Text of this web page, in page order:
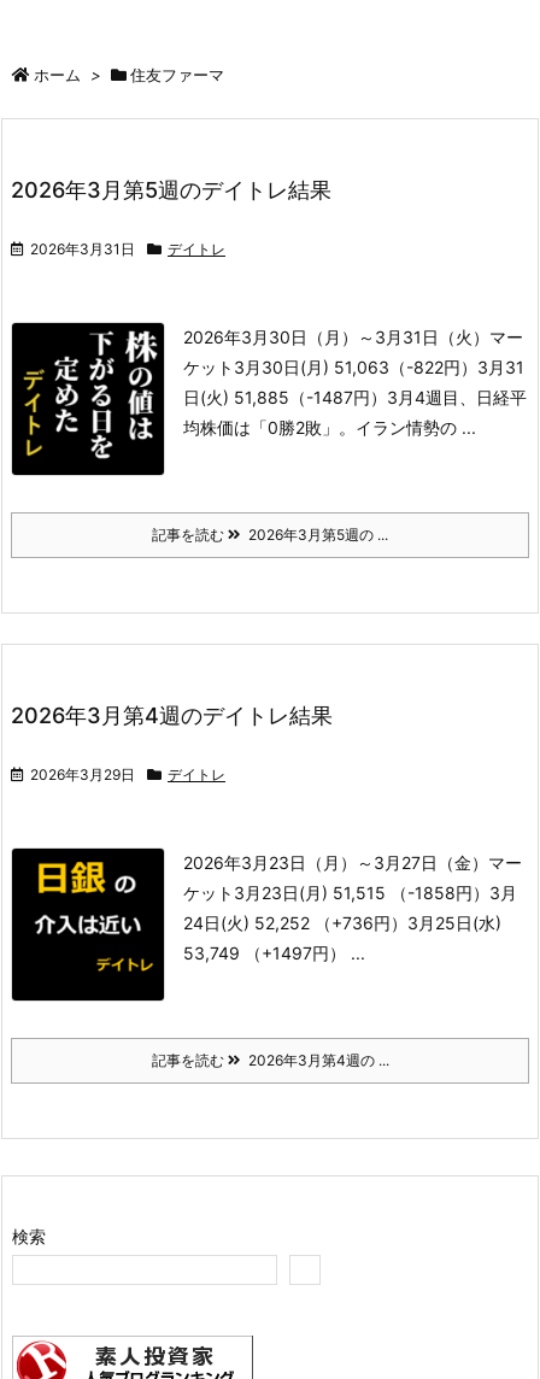
ホーム > 住友ファーマ
2026年3月第5週のデイトレ結果
2026年3月31日 デイトレ
2026年3月30日（月）～3月31日（火） マー
ケット 3月30日(月) 51,063（-822円） 3月31
日(火) 51,885（-1487円） 3月4週目、日経平
均株価は「0勝2敗」。イラン情勢の ...
記事を読む 2026年3月第5週の ...
2026年3月第4週のデイトレ結果
2026年3月29日 デイトレ
2026年3月23日（月）～3月27日（金） マー
ケット 3月23日(月) 51,515 （-1858円） 3月
24日(火) 52,252 （+736円） 3月25日(水)
53,749 （+1497円） ...
記事を読む 2026年3月第4週の ...
検索